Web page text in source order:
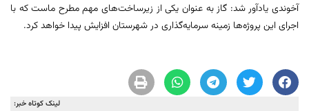
آخوندی یادآور شد: گاز به عنوان یکی از زیرساخت‌های مهم مطرح ماست که با
اجرای این پروژه‌ها زمینه سرمایه‌گذاری در شهرستان افزایش پیدا خواهد کرد.
لینک کوتاه خبر: